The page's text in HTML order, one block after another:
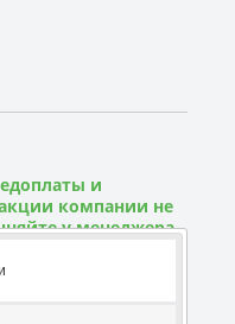
и
компании не
у менеджера